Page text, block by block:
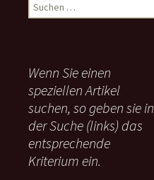
u
n
n
a
c
:
Wenn Sie einen
speziellen Artikel
suchen, so geben sie in
der Suche (links) das
entsprechende
Kriterium ein.